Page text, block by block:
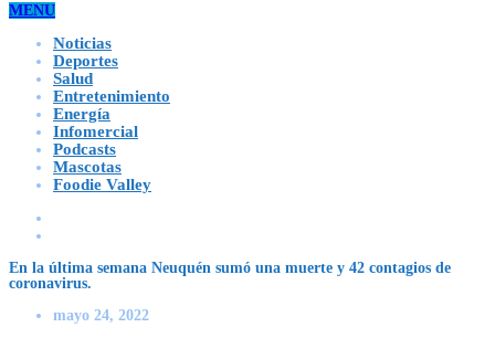
MENU
Noticias
Deportes
Salud
Entretenimiento
Energía
Infomercial
Podcasts
Mascotas
Foodie Valley
En la última semana Neuquén sumó una muerte y 42 contagios de
coronavirus.
mayo 24, 2022